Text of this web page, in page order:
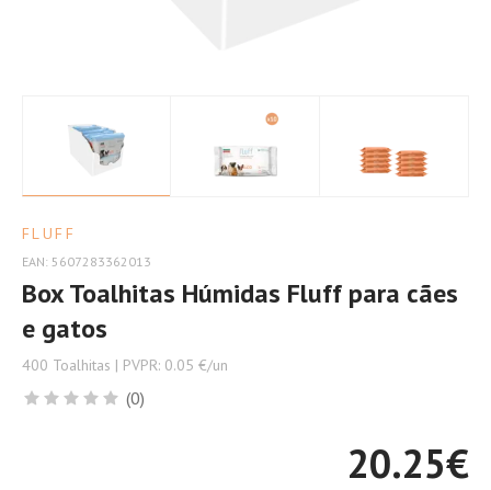
FLUFF
EAN: 5607283362013
Box Toalhitas Húmidas Fluff para cães
e gatos
400 Toalhitas | PVPR: 0.05 €/un
(0)
20.25€